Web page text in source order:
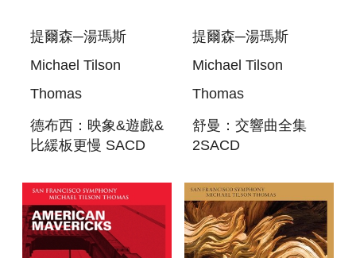
提爾森─湯瑪斯
Michael Tilson
Thomas
德布西：映象&遊戲&
比緩板更慢 SACD
IMAGES&JEUX &
LA PLUS QUE
LENTE
提爾森─湯瑪斯
Michael Tilson
Thomas
舒曼：交響曲全集
2SACD
SYMPHONIES
NOS. 1-4